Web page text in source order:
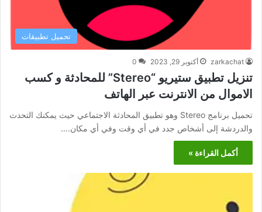
تحميل تطبيقات
zarkachat أكتوبر 29, 2023 0
تنزيل تطبيق ستيريو “Stereo” للمحادثة و كسب
الاموال من الانترنت عبر الهاتف
تحميل برنامج Stereo وهو تطبيق المحادثة الاجتماعي حيث يمكنك التحدث
والدردشة إلى أشخاص جدد في أي وقت وفي أي مكان.…
أكمل القراءة »